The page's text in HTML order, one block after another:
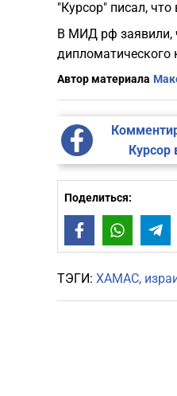
"Курсор" писал, что
В МИД рф заявили,
дипломатического
Автор материала
Курсор
Поделиться:
FacebookWhatsApp
ТЭГИ: ХАМАС